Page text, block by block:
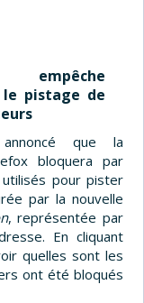
le pistage de
que la
bloquera par
pour pister
par la nouvelle
, représentée par
En cliquant
quelles sont les
ont été bloqués